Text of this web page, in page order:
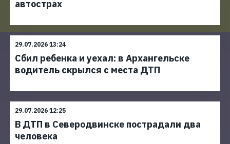
автострах
29.07.2026 13:24
Сбил ребенка и уехал: в Архангельске
водитель скрылся с места ДТП
29.07.2026 12:25
В ДТП в Северодвинске пострадали два
человека